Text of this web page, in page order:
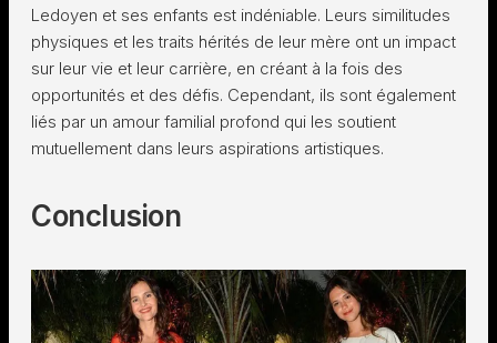
Ledoyen et ses enfants est indéniable. Leurs similitudes
physiques et les traits hérités de leur mère ont un impact
sur leur vie et leur carrière, en créant à la fois des
opportunités et des défis. Cependant, ils sont également
liés par un amour familial profond qui les soutient
mutuellement dans leurs aspirations artistiques.
Conclusion